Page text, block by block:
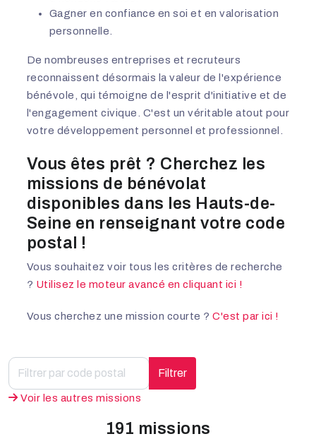
Gagner en confiance en soi et en valorisation
personnelle.
De nombreuses entreprises et recruteurs
reconnaissent désormais la valeur de l'expérience
bénévole, qui témoigne de l'esprit d'initiative et de
l'engagement civique. C'est un véritable atout pour
votre développement personnel et professionnel.
Vous êtes prêt ? Cherchez les
missions de bénévolat
disponibles dans les Hauts-de-
Seine en renseignant votre code
postal !
Vous souhaitez voir tous les critères de recherche
? Utilisez le moteur avancé en cliquant ici !
Vous cherchez une mission courte ?C'est par ici !
Filtrer
Voir les autres missions
191 missions